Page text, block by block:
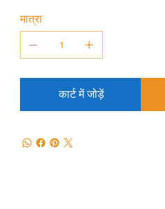
मात्रा
कार्ट में जोड़ें